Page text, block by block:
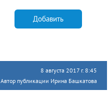
Добавить
8 августа 2017 г. 8:45
Автор публикации Ирина Башкатова